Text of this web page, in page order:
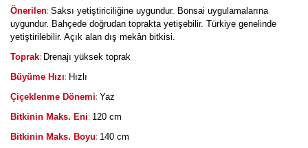
Önerilen: Saksı yetiştiriciliğine uygundur. Bonsai uygulamalarına
uygundur. Bahçede doğrudan toprakta yetişebilir. Türkiye genelinde
yetiştirilebilir. Açık alan dış mekân bitkisi.
Toprak: Drenajı yüksek toprak
Büyüme Hızı: Hızlı
Çiçeklenme Dönemi: Yaz
Bitkinin Maks. Eni: 120 cm
Bitkinin Maks. Boyu: 140 cm